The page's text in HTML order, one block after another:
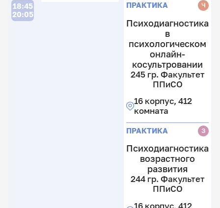
18:45
20:05
ПРАКТИКА Ч
Психодиагностика
в
психологическом
онлайн-
косультровании
245 гр. Факультет
ППиСО
16 корпус, 412
комната
ПРАКТИКА З
Психодиагностика
возрастного
развития
244 гр. Факультет
ППиСО
16 корпус, 412